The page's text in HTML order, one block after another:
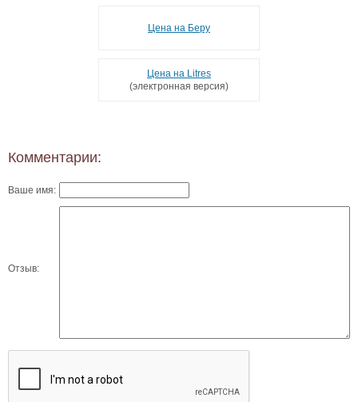
Цена на Беру
Цена на Litres
(электронная версия)
Комментарии:
Ваше имя:
Отзыв: